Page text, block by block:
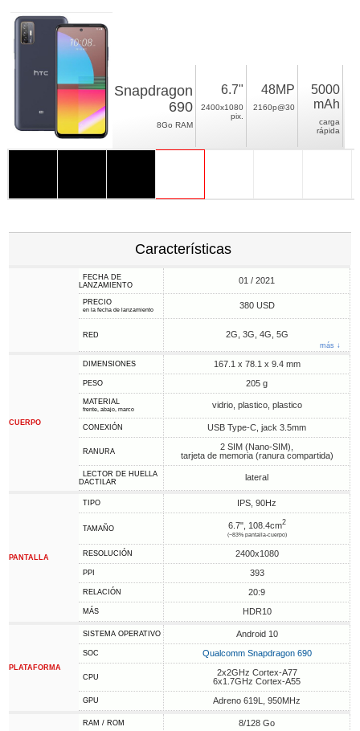
Snapdragon
690
8Go RAM
6.7"
2400x1080
pix.
48MP
2160p@30
5000
mAh
carga
rápida
Características
FECHA DE
LANZAMIENTO
01 / 2021
PRECIO
en la fecha de lanzamiento 380 USD
RED 2G, 3G, 4G, 5G
más ↓
CUERPO
DIMENSIONES 167.1 x 78.1 x 9.4 mm
PESO 205 g
MATERIAL
frente, abajo, marco vidrio, plastico, plastico
CONEXIÓN USB Type-C, jack 3.5mm
RANURA
2 SIM (Nano-SIM),
tarjeta de memoria (ranura compartida)
LECTOR DE HUELLA
DACTILAR
lateral
PANTALLA
TIPO IPS, 90Hz
TAMAÑO 6.7", 108.4cm2
(~83% pantalla-cuerpo)
RESOLUCIÓN 2400x1080
PPI 393
RELACIÓN 20:9
MÁS HDR10
PLATAFORMA
SISTEMA OPERATIVO Android 10
SOC Qualcomm Snapdragon 690
CPU
2x2GHz Cortex-A77
6x1.7GHz Cortex-A55
GPU Adreno 619L, 950MHz
RAM / ROM 8/128 Go